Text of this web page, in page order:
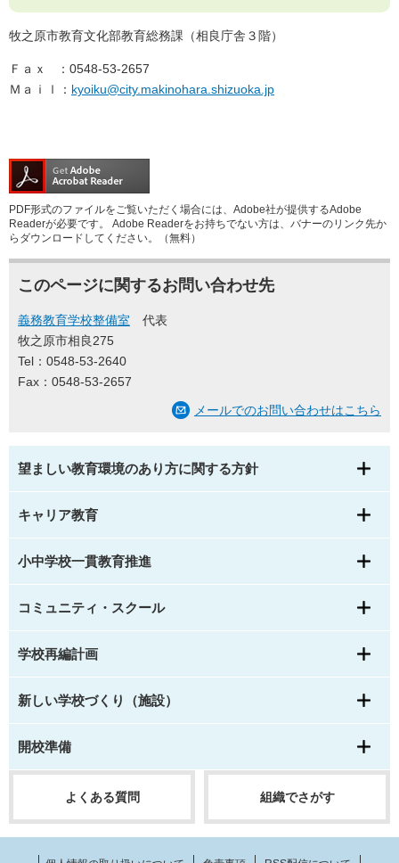
牧之原市教育文化部教育総務課（相良庁舎３階）
Ｆａｘ ：0548-53-2657
Ｍａｉｌ： kyoiku@city.makinohara.shizuoka.jp
PDF形式のファイルをご覧いただく場合には、Adobe社が提供するAdobe
Readerが必要です。
Adobe Readerをお持ちでない方は、バナーのリンク先か
らダウンロードしてください。（無料）
このページに関するお問い合わせ先
義務教育学校整備室
代表
牧之原市相良275
Tel：0548-53-2640
Fax：0548-53-2657
メールでのお問い合わせはこちら
望ましい教育環境のあり方に関する方針
キャリア教育
小中学校一貫教育推進
コミュニティ・スクール
学校再編計画
新しい学校づくり（施設）
開校準備
よくある質問 組織でさがす